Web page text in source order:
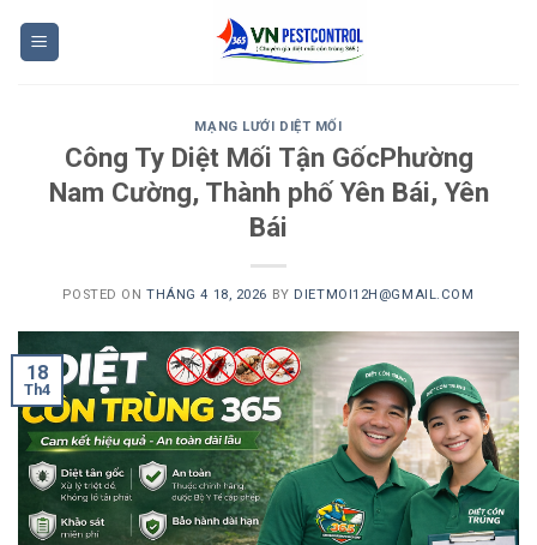
MẠNG LƯỚI DIỆT MỐI
Công Ty Diệt Mối Tận GốcPhường
Nam Cường, Thành phố Yên Bái, Yên
Bái
POSTED ONTHÁNG 4 18, 2026 BY DIETMOI12H@GMAIL.COM
18
Th4